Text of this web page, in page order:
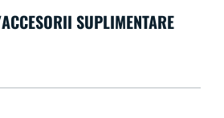
SUPLIMENTARE